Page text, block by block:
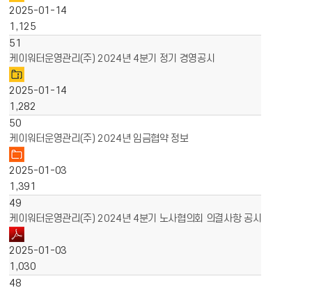
2025-01-14
1,125
51
케이워터운영관리(주) 2024년 4분기 정기 경영공시
2025-01-14
1,282
50
케이워터운영관리(주) 2024년 임금협약 정보
2025-01-03
1,391
49
케이워터운영관리(주) 2024년 4분기 노사협의회 의결사항 공시
2025-01-03
1,030
48